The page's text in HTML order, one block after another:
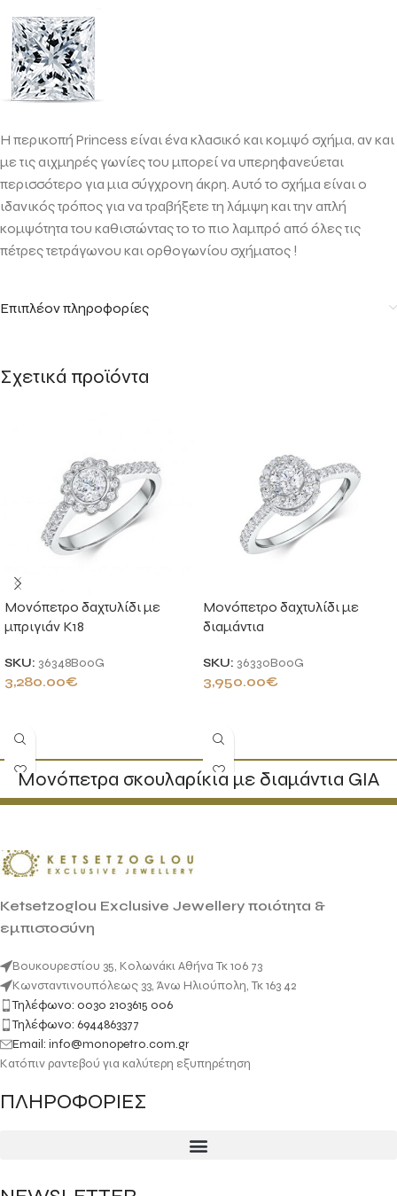
Η περικοπή Princess είναι ένα κλασικό και κομψό σχήμα, αν και
με τις αιχμηρές γωνίες του μπορεί να υπερηφανεύεται
περισσότερο για μια σύγχρονη άκρη. Αυτό το σχήμα είναι ο
ιδανικός τρόπος για να τραβήξετε τη λάμψη και την απλή
κομψότητα του καθιστώντας το το πιο λαμπρό από όλες τις
πέτρες τετράγωνου και ορθογωνίου σχήματος !
Επιπλέον πληροφορίες
Σχετικά προϊόντα
Μονόπετρο δαχτυλίδι με
μπριγιάν K18
SKU: 36348B00G
3,280.00€
Μονόπετρο δαχτυλίδι με
διαμάντια
SKU: 36330B00G
3,950.00€
Μονόπετρα σκουλαρίκια με διαμάντια GIA
Ketsetzoglou Exclusive Jewellery ποιότητα &
εμπιστοσύνη
Βουκουρεστίου 35, Κολωνάκι Αθήνα Τκ 106 73
Κωνσταντινουπόλεως 33, Άνω Ηλιούπολη, Τκ 163 42
Τηλέφωνο: 0030 2103615 006
Τηλέφωνο: 6944863377
Email: info@monopetro.com.gr
Κατόπιν ραντεβού για καλύτερη εξυπηρέτηση
ΠΛΗΡΟΦΟΡΙΕΣ